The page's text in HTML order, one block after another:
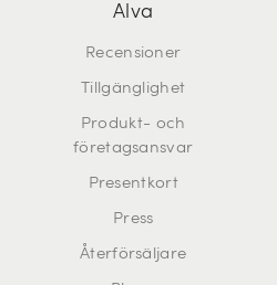
Alva
Recensioner
Tillgänglighet
Produkt- och
företagsansvar
Presentkort
Press
Återförsäljare